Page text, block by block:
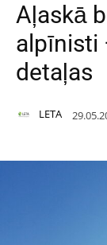
Aļaskā
alpīnisti
detaļas
LETA